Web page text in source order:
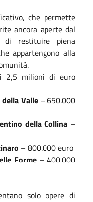
che permette
ancora aperte dal
di restituire piena
appartengono alla
2,5 milioni di euro
Valle– 650.000
della Collina –
– 800.000 euro
Forme– 400.000
solo opere di